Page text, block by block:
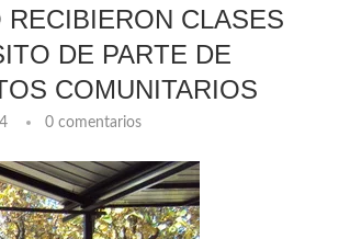
CLASES
DE PARTE DE
COMUNITARIOS
0 comentarios